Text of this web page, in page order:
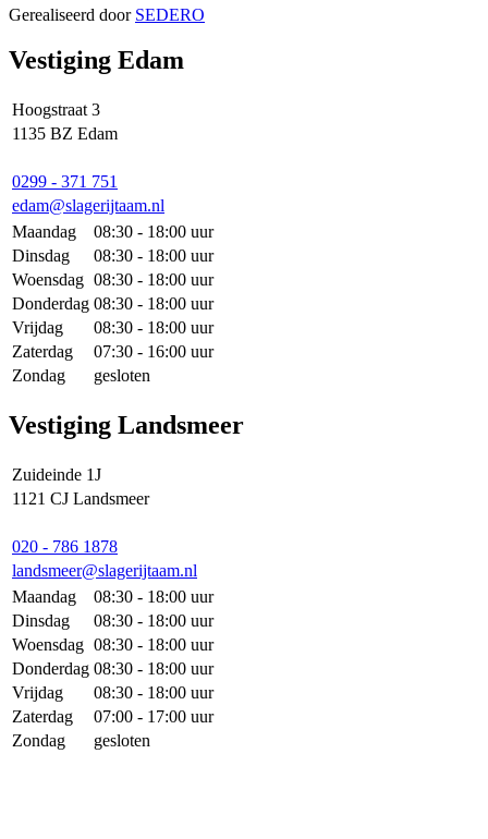
Gerealiseerd door SEDERO
Vestiging Edam
Hoogstraat 3
1135 BZ Edam
0299 - 371 751
edam@slagerijtaam.nl
Maandag
08:30 - 18:00 uur
Dinsdag
08:30 - 18:00 uur
Woensdag 08:30 - 18:00 uur
Donderdag 08:30 - 18:00 uur
Vrijdag
08:30 - 18:00 uur
Zaterdag
07:30 - 16:00 uur
Zondag
gesloten
Vestiging Landsmeer
Zuideinde 1J
1121 CJ Landsmeer
020 - 786 1878
landsmeer@slagerijtaam.nl
Maandag
08:30 - 18:00 uur
Dinsdag
08:30 - 18:00 uur
Woensdag 08:30 - 18:00 uur
Donderdag 08:30 - 18:00 uur
Vrijdag
08:30 - 18:00 uur
Zaterdag
07:00 - 17:00 uur
Zondag
gesloten